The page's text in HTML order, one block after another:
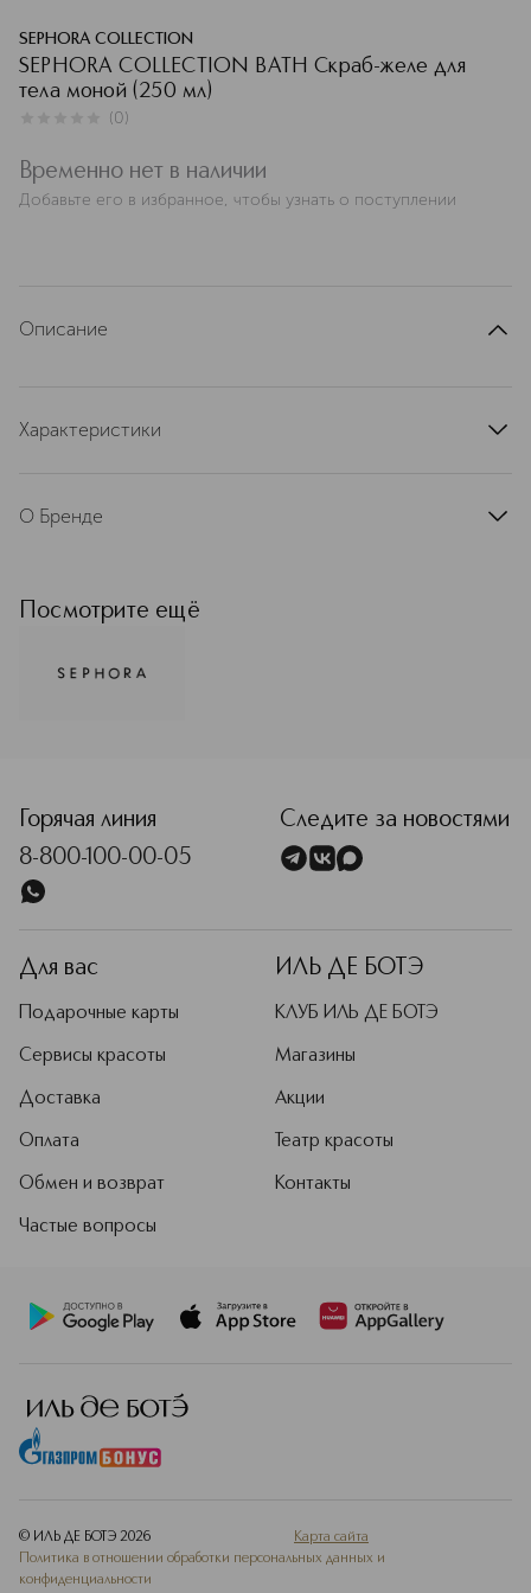
SEPHORA COLLECTION
SEPHORA COLLECTION BATH Скраб-желе для
тела моной (250 мл)
(0)
Временно нет в наличии
Добавьте его в избранное, чтобы узнать о поступлении
Описание
Характеристики
О Бренде
безграничная сила красоты,
инноваций, доступности,
того, чтобы вы могли подчеркнуть
свою уникальность, придать сияние
и новые краски каждому дню.
Посмотрите ещё
Горячая линия
8-800-100-00-05
Следите за новостями
Для вас
Подарочные карты
Сервисы красоты
Доставка
Оплата
Обмен и возврат
Частые вопросы
ИЛЬ ДЕ БОТЭ
КЛУБ ИЛЬ ДЕ БОТЭ
Магазины
Акции
Театр красоты
Контакты
© ИЛЬ ДЕ БОТЭ 2026
Карта сайта
Политика в отношении обработки персональных данных и
конфиденциальности